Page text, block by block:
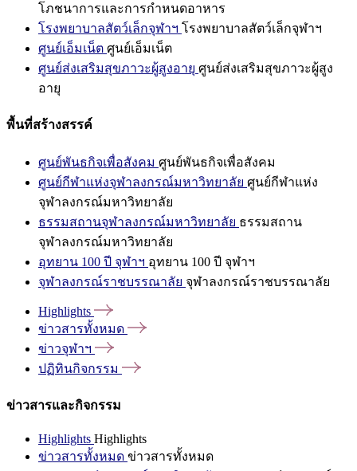
โภชนาการและการกำหนดอาหาร
โรงพยาบาลสัตว์เล็กจุฬาฯ โรงพยาบาลสัตว์เล็กจุฬาฯ
ศูนย์เอ็มเน็ต ศูนย์เอ็มเน็ต
ศูนย์ส่งเสริมสุขภาวะผู้สูงอายุ ศูนย์ส่งเสริมสุขภาวะผู้สูง
อายุ
พื้นที่สร้างสรรค์
ศูนย์พันธกิจเพื่อสังคม ศูนย์พันธกิจเพื่อสังคม
ศูนย์กีฬาแห่งจุฬาลงกรณ์มหาวิทยาลัย ศูนย์กีฬาแห่ง
จุฬาลงกรณ์มหาวิทยาลัย
ธรรมสถานจุฬาลงกรณ์มหาวิทยาลัย ธรรมสถาน
จุฬาลงกรณ์มหาวิทยาลัย
อุทยาน 100 ปี จุฬาฯ อุทยาน 100 ปี จุฬาฯ
จุฬาลงกรณ์ราชบรรณาลัย จุฬาลงกรณ์ราชบรรณาลัย
Highlights
ข่าวสารทั้งหมด
ข่าวจุฬาฯ
ปฏิทินกิจกรรม
ข่าวสารและกิจกรรม
Highlights Highlights
ข่าวสารทั้งหมด ข่าวสารทั้งหมด